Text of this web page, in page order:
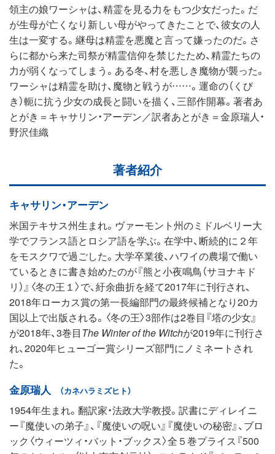
領主の娘ワーシャは、精霊を見る力をもつ少女だった。だ
が生母が亡くなり新しい母がやってきたことで、彼女の人
生は一変する。継母は精霊を悪魔と言って嫌ったのだ。さ
らに都から来た司祭が精霊信仰を禁じたため、精霊たちの
力が弱くなってしまう。ある冬、村を悪しき魔物が襲った。
ワーシャは精霊を助け、魔物と戦うが……。運命の（くび
き）軛に抗う少女の成長と闘いを描く、三部作開幕。著者あ
とがき＝キャサリン・アーデン／訳者あとがき＝金原瑞人・
野沢佳織
著者紹介
キャサリン・アーデン
米国テキサス州生まれ。ヴァーモント州のミドルベリー大
学でフランス語とロシア語を学ぶ。在学中、断続的に２年
をモスクワで過ごした。大学卒業後、ハワイの農場で働い
ているときに書き始めたのが『熊と小夜鳴鳥（サヨナキド
リ）』〈冬の王１〉で、紆余曲折を経て2017年に刊行され、
2018年ローカス賞の第一長編部門の最終候補となり20カ
国以上で出版される。〈冬の王〉3部作は2巻目『塔の少女』
が2018年、3巻目 The Winter of the Witchが2019年に刊行さ
れ、2020年ヒューゴー賞シリーズ部門にノミネートされ
た。
金原瑞人 （カネハラミズヒト）
1954年生まれ。翻訳家・法政大学教授。訳書にディレイニ
ー『魔使いの弟子』、『魔使いの呪い』『魔使いの秘密』、ブロ
ック〈ウィーツィ・バット・ブックス〉全５巻プライス『500